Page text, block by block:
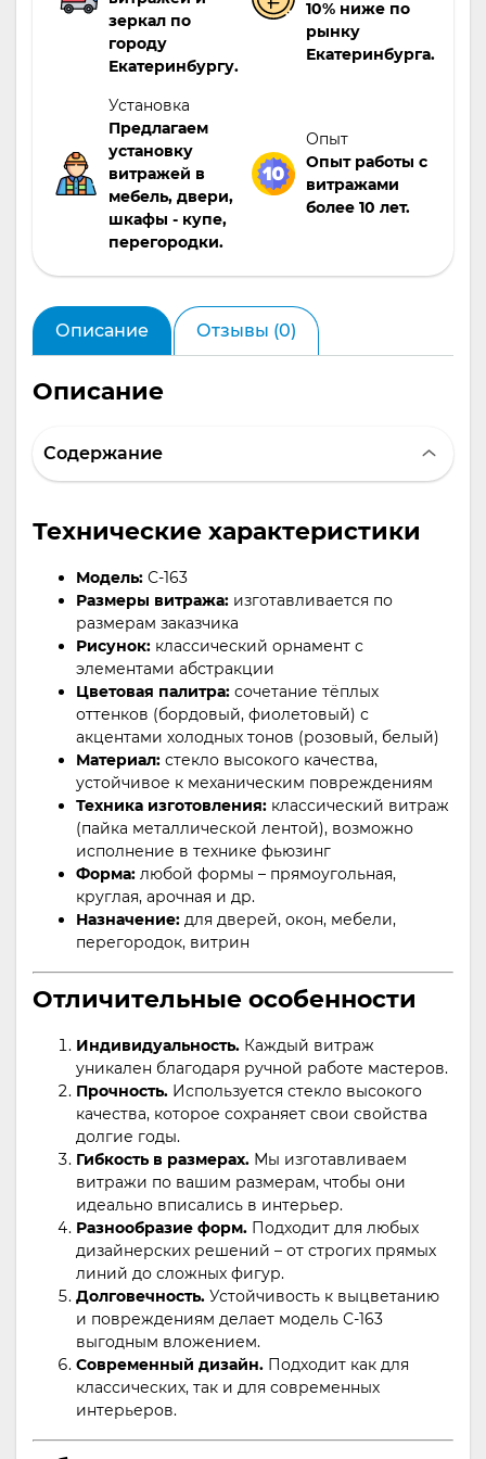
зеркал по
городу
Екатеринбургу.
10% ниже по
рынку
Екатеринбурга.
Установка
Предлагаем
установку
витражей в
мебель, двери,
шкафы - купе,
перегородки.
Опыт
Опыт работы с
витражами
более 10 лет.
Описание Отзывы (0)
Описание
Содержание
Технические характеристики
Модель: С-163
Размеры витража: изготавливается по
размерам заказчика
Рисунок: классический орнамент с
элементами абстракции
Цветовая палитра: сочетание тёплых
оттенков (бордовый, фиолетовый) с
акцентами холодных тонов (розовый, белый)
Материал: стекло высокого качества,
устойчивое к механическим повреждениям
Техника изготовления: классический витраж
(пайка металлической лентой), возможно
исполнение в технике фьюзинг
Форма: любой формы – прямоугольная,
круглая, арочная и др.
Назначение: для дверей, окон, мебели,
перегородок, витрин
Отличительные особенности
Индивидуальность. Каждый витраж
уникален благодаря ручной работе мастеров.
Прочность. Используется стекло высокого
качества, которое сохраняет свои свойства
долгие годы.
Гибкость в размерах. Мы изготавливаем
витражи по вашим размерам, чтобы они
идеально вписались в интерьер.
Разнообразие форм. Подходит для любых
дизайнерских решений – от строгих прямых
линий до сложных фигур.
Долговечность. Устойчивость к выцветанию
и повреждениям делает модель С-163
выгодным вложением.
Современный дизайн. Подходит как для
классических, так и для современных
интерьеров.